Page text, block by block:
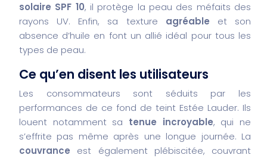
solaire SPF 10, il protège la peau des méfaits des
rayons UV. Enfin, sa texture agréable et son
absence d’huile en font un allié idéal pour tous les
types de peau.
Ce qu’en disent les utilisateurs
Les consommateurs sont séduits par les
performances de ce fond de teint Estée Lauder. Ils
louent notamment sa tenue incroyable, qui ne
s’effrite pas même après une longue journée. La
couvrance est également plébiscitée, couvrant